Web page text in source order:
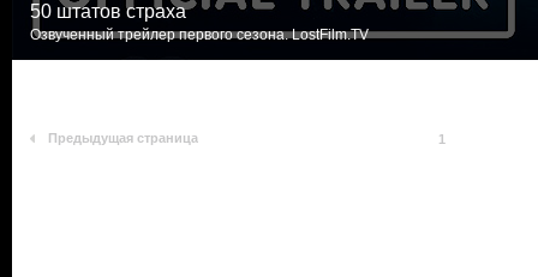
50 штатов страха
Озвученный трейлер первого сезона. LostFilm.TV
Предыдущая страница 1